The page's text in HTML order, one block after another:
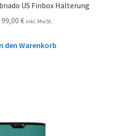
US Finbox Halterung
99,00 € inkl. MwSt.
den Warenkorb